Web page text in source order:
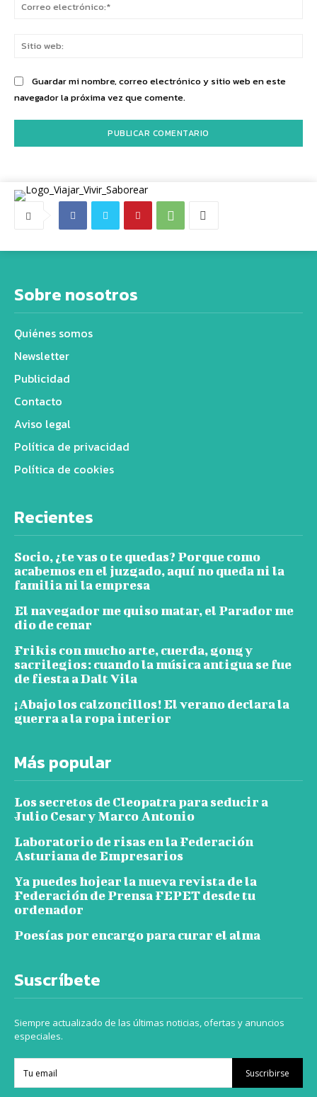
Guardar mi nombre, correo electrónico y sitio web en este
navegador la próxima vez que comente.
Sobre nosotros
Quiénes somos
Newsletter
Publicidad
Contacto
Aviso legal
Política de privacidad
Política de cookies
Recientes
Socio, ¿te vas o te quedas? Porque como
acabemos en el juzgado, aquí no queda ni la
familia ni la empresa
El navegador me quiso matar, el Parador me
dio de cenar
Frikis con mucho arte, cuerda, gong y
sacrilegios: cuando la música antigua se fue
de fiesta a Dalt Vila
¡Abajo los calzoncillos! El verano declara la
guerra a la ropa interior
Más popular
Los secretos de Cleopatra para seducir a
Julio Cesar y Marco Antonio
Laboratorio de risas en la Federación
Asturiana de Empresarios
Ya puedes hojear la nueva revista de la
Federación de Prensa FEPET desde tu
ordenador
Poesías por encargo para curar el alma
Suscríbete
Siempre actualizado de las últimas noticias, ofertas y anuncios
especiales.
Suscribirse